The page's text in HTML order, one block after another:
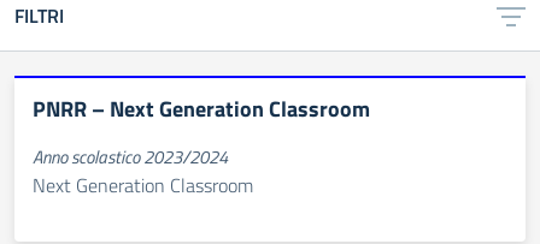
FILTRI
PNRR – Next Generation Classroom
Anno scolastico 2023/2024
Next Generation Classroom